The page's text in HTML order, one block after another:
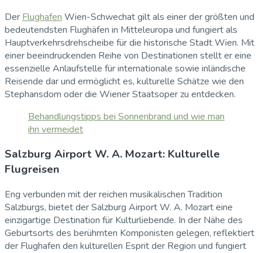
Der Flughafen Wien-Schwechat gilt als einer der größten und
bedeutendsten Flughäfen in Mitteleuropa und fungiert als
Hauptverkehrsdrehscheibe für die historische Stadt Wien. Mit
einer beeindruckenden Reihe von Destinationen stellt er eine
essenzielle Anlaufstelle für internationale sowie inländische
Reisende dar und ermöglicht es, kulturelle Schätze wie den
Stephansdom oder die Wiener Staatsoper zu entdecken.
Behandlungstipps bei Sonnenbrand und wie man
ihn vermeidet
Salzburg Airport W. A. Mozart: Kulturelle
Flugreisen
Eng verbunden mit der reichen musikalischen Tradition
Salzburgs, bietet der Salzburg Airport W. A. Mozart eine
einzigartige Destination für Kulturliebende. In der Nähe des
Geburtsorts des berühmten Komponisten gelegen, reflektiert
der Flughafen den kulturellen Esprit der Region und fungiert